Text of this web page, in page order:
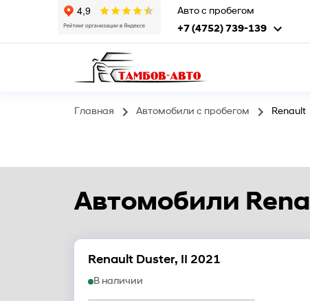
Авто с пробегом
+7 (4752) 739-139
Главная Автомобили с пробегом Renault
Автомобили
Renault Duster, II 2021
В наличии